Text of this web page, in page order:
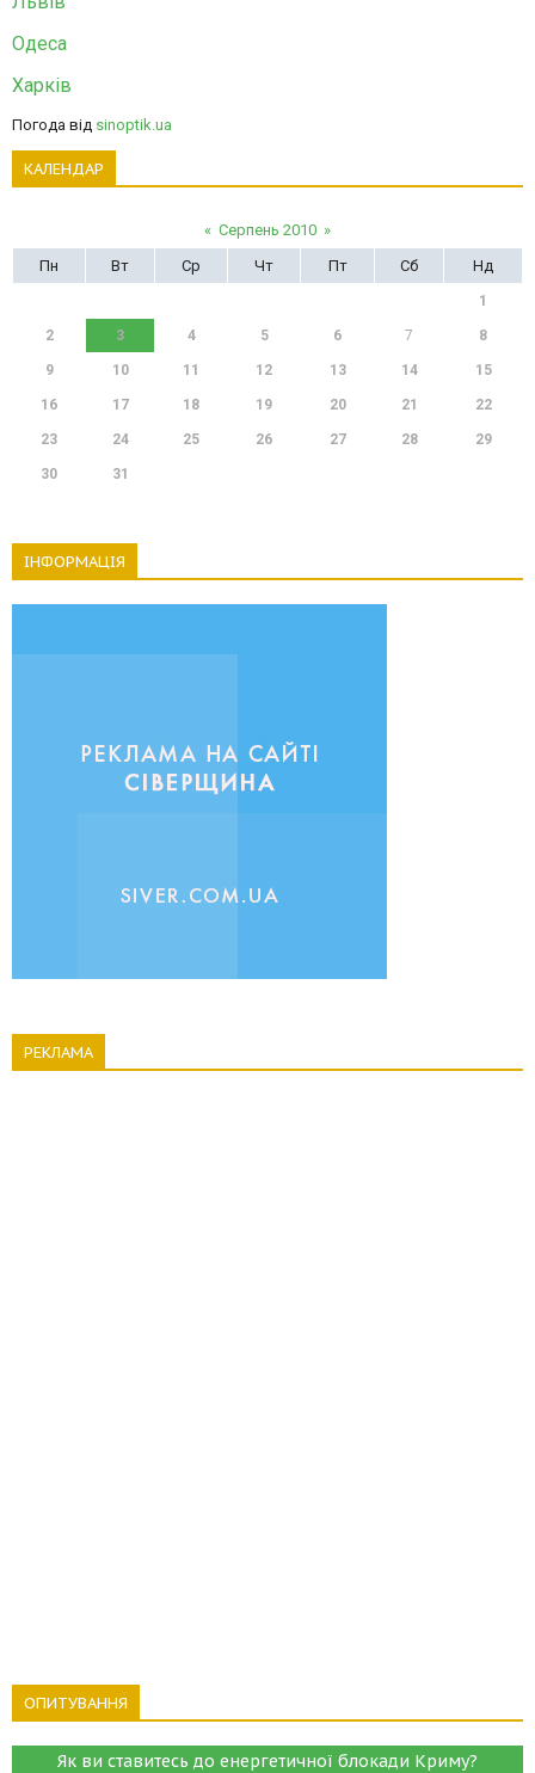
Одеса
Харків
Погода від sinoptik.ua
КАЛЕНДАР
« Серпень 2010 »
Пн
Вт Ср Чт Пт Сб Нд
1
2 3 4 5 6 7 8
9 10 11 12 13 14 15
16 17 18 19 20 21 22
23 24 25 26 27 28 29
30 31
ІНФОРМАЦІЯ
РЕКЛАМА
ОПИТУВАННЯ
Як ви ставитесь до енергетичної блокади Криму?